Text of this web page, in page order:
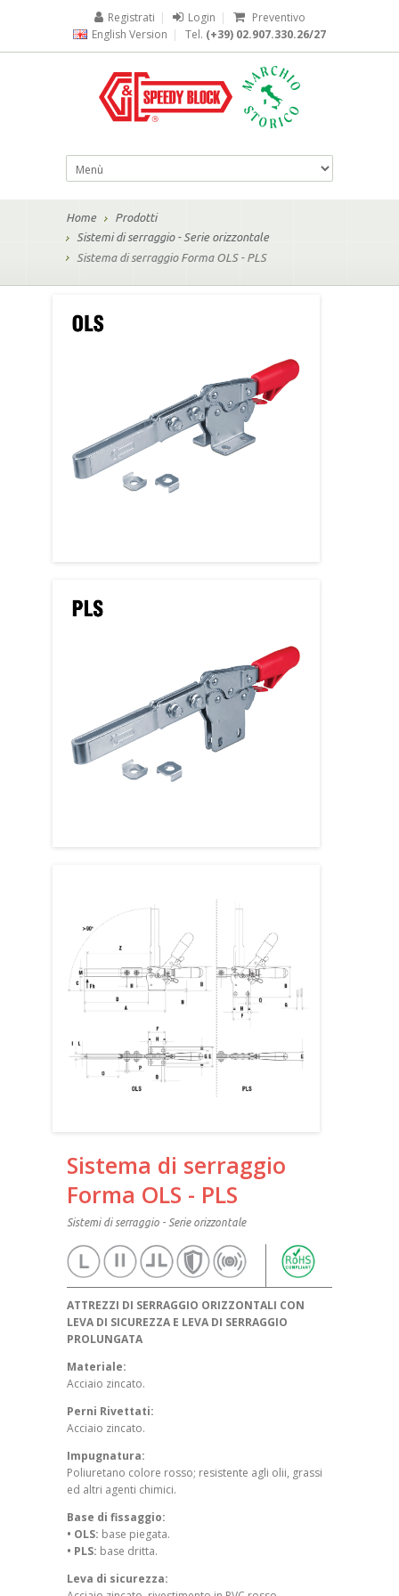
Registrati | Login |
Preventivo
English Version | Tel. (+39) 02.907.330.26/27
Home
Prodotti
Sistemi di serraggio - Serie orizzontale
Sistema di serraggio Forma OLS - PLS
Sistema di serraggio
Forma OLS - PLS
Sistemi di serraggio - Serie orizzontale
ATTREZZI DI SERRAGGIO ORIZZONTALI CON
LEVA DI SICUREZZA E LEVA DI SERRAGGIO
PROLUNGATA
Materiale:
Acciaio zincato.
Perni Rivettati:
Acciaio zincato.
Impugnatura:
Poliuretano colore rosso; resistente agli olii, grassi
ed altri agenti chimici.
Base di fissaggio:
• OLS: base piegata.
• PLS: base dritta.
Leva di sicurezza: